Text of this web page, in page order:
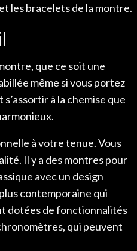
les bracelets de la montre.
que ce soit une
même si vous portez
à la chemise que
à votre tenue. Vous
Il y a des montres pour
avec un design
contemporaine qui
dotées de fonctionnalités
qui peuvent